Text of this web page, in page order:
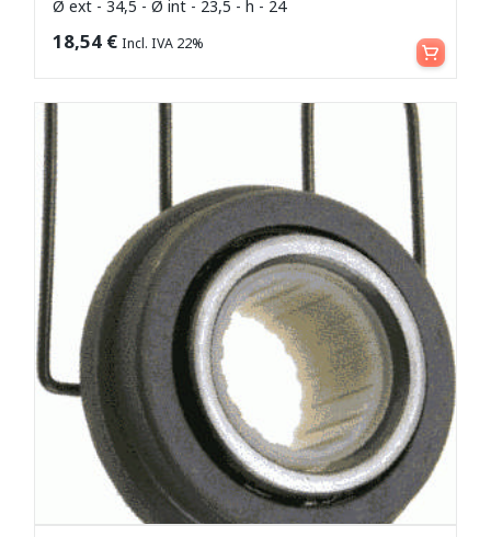
Ø ext - 34,5 - Ø int - 23,5 - h - 24
18,54 € Incl. IVA 22% Aggiungi al carrello